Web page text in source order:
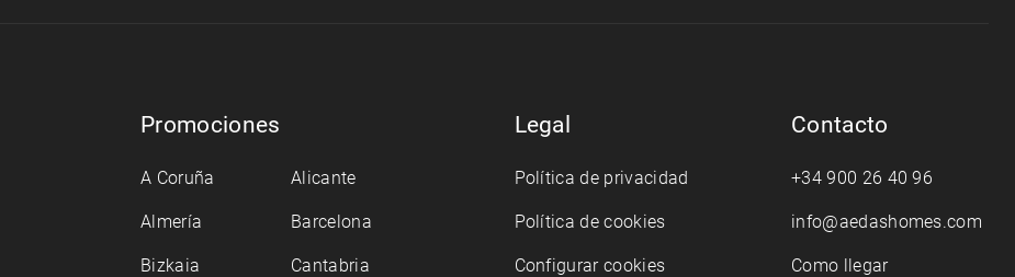
Promociones
A Coruña Alicante
Almería Barcelona
Bizkaia Cantabria
Legal
Política de privacidad
Política de cookies
Configurar cookies
Contacto
+34 900 26 40 96
info@aedashomes.com
Como llegar